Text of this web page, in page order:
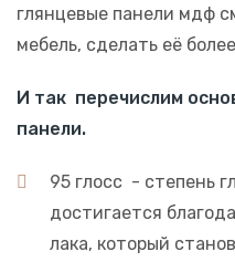
глянцевые панели мдф
мебель, сделать её
И так перечислим
панели.
95 глосс - степень
достигается
лака, который